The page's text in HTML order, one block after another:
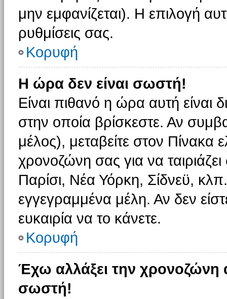
μην εμφανίζεται). Η επιλογή
ρυθμίσεις σας.
Κορυφή
Η ώρα δεν είναι σωστή!
Είναι πιθανό η ώρα αυτή είναι
στην οποία βρίσκεστε. Αν
μέλος), μεταβείτε στον Πίνακα
χρονοζώνη σας για να
Παρίσι, Νέα Υόρκη, Σίδνεϋ,
εγγεγραμμένα μέλη. Αν δεν
ευκαιρία να το κάνετε.
Κορυφή
Έχω αλλάξει την χρονοζώνη
σωστή!